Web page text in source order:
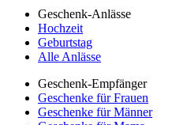
Geschenk-Anlässe
Hochzeit
Geburtstag
Alle Anlässe
Geschenk-Empfänger
Geschenke für Frauen
Geschenke für Männer